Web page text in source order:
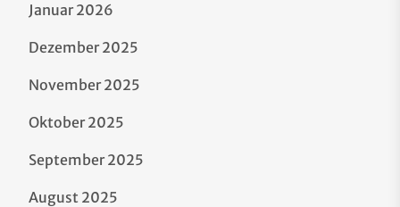
Januar 2026
Dezember 2025
November 2025
Oktober 2025
September 2025
August 2025